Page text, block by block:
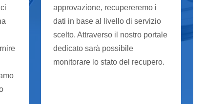
approvazione, recupereremo i
dati in base al livello di servizio
scelto. Attraverso il nostro portale
dedicato sarà possibile
monitorare lo stato del recupero.